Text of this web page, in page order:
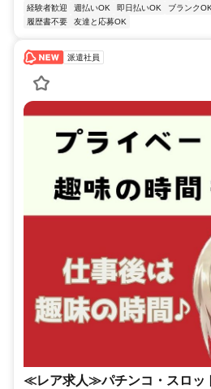
経験者歓迎
週払いOK 即日払いOK ブランク
履歴書不要
友達と応募OK
派遣社員
≪レア求人≫パチンコ・スロッ